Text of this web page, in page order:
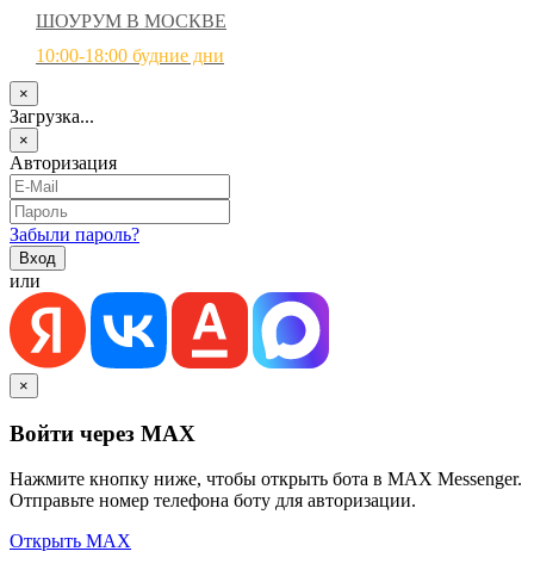
ШОУРУМ В МОСКВЕ
10:00-18:00 будние дни
×
Загрузка...
×
Авторизация
Забыли пароль?
или
×
Войти через MAX
Нажмите кнопку ниже, чтобы открыть бота в MAX Messenger.
Отправьте номер телефона боту для авторизации.
Открыть MAX